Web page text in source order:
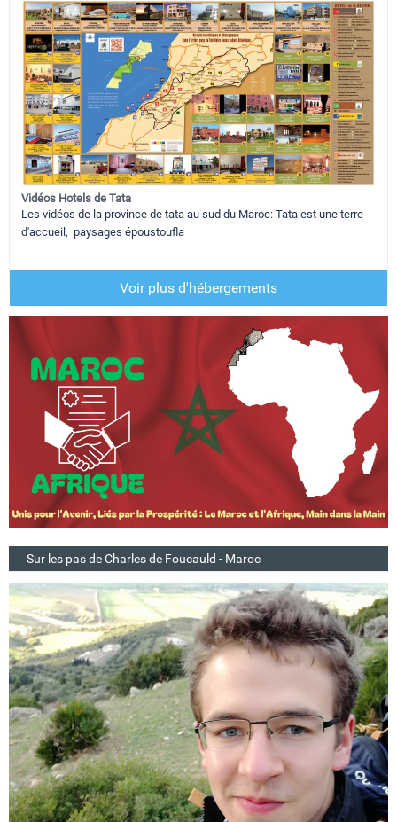
Vidéos Hotels de Tata
Les vidéos de la province de tata au sud du Maroc: Tata est une terre
d'accueil, paysages époustoufla
Voir plus d'hébergements
Sur les pas de Charles de Foucauld - Maroc